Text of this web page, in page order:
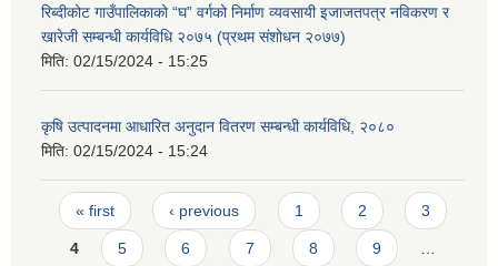
रिब्दीकोट गाउँपालिकाको “घ” वर्गको निर्माण व्यवसायी इजाजतपत्र नविकरण र
खारेजी सम्बन्धी कार्यविधि २०७५ (प्रथम संशोधन २०७७)
मिति: 02/15/2024 - 15:25
कृषि उत्पादनमा आधारित अनुदान वितरण सम्बन्धी कार्यविधि, २०८०
मिति: 02/15/2024 - 15:24
Pages
« first ‹ previous 1 2 3
4 5 6 7 8 9 …